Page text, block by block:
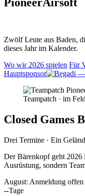
Zwölf Leute aus Baden,
dieses Jahr im Kalender.
Wo wir 2026 spielen Für
Hauptsponsor
Teampatch · im
Closed Games
Drei Termine · Ein
Der Bärenkopf geht 2026
Ausrüstung, sondern
August: Anmeldung offen
--Tage